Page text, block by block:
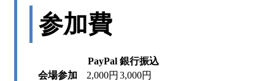
参加費
PayPal 銀行振込
会場参加
2,000円 3,000円